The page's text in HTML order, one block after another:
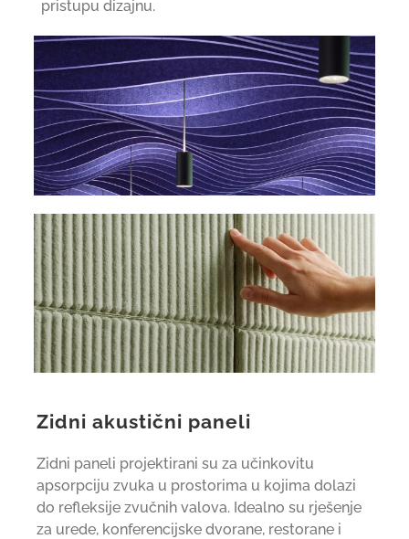
pristupu dizajnu.
Zidni akustični paneli
Zidni paneli projektirani su za učinkovitu
apsorpciju zvuka u prostorima u kojima dolazi
do refleksije zvučnih valova. Idealno su rješenje
za urede, konferencijske dvorane, restorane i